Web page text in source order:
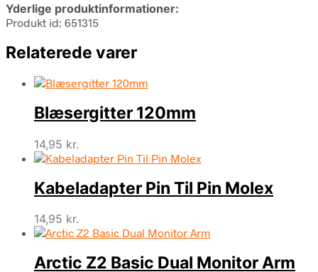
Yderlige produktinformationer:
Produkt id: 651315
Relaterede varer
Blæsergitter 120mm
14,95 kr.
Kabeladapter Pin Til Pin Molex
14,95 kr.
Arctic Z2 Basic Dual Monitor Arm